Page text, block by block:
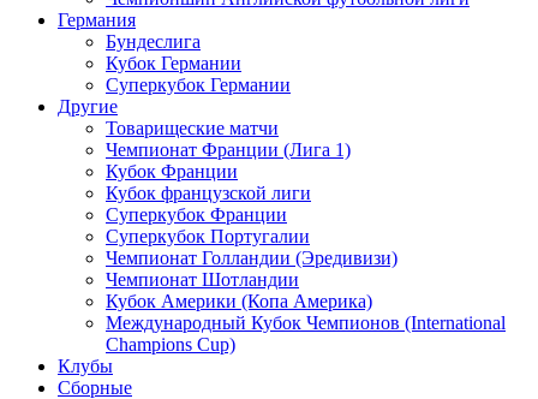
Германия
Бундеслига
Кубок Германии
Суперкубок Германии
Другие
Товарищеские матчи
Чемпионат Франции (Лига 1)
Кубок Франции
Кубок французской лиги
Суперкубок Франции
Суперкубок Португалии
Чемпионат Голландии (Эредивизи)
Чемпионат Шотландии
Кубок Америки (Копа Америка)
Международный Кубок Чемпионов (International
Champions Cup)
Клубы
Сборные